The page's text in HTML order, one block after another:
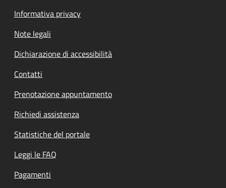
Informativa privacy
Note legali
Dichiarazione di accessibilità
Contatti
Prenotazione appuntamento
Richiedi assistenza
Statistiche del portale
Leggi le FAQ
Pagamenti